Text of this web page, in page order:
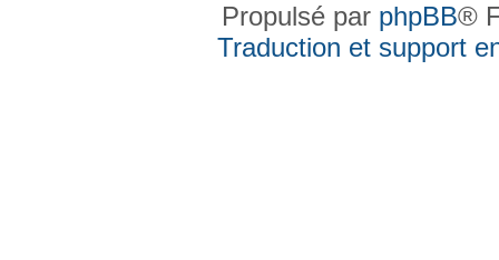
Propulsé par phpBB®
Traduction et support